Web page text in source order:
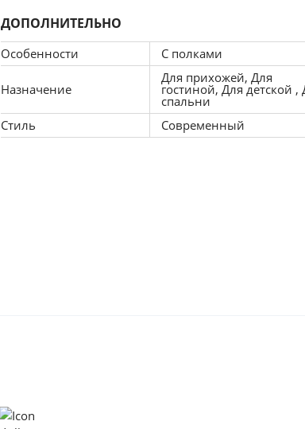
ДОПОЛНИТЕЛЬНО
Особенности С полками
Назначение
Для прихожей, Для
гостиной, Для детской ,
спальни
Стиль
Современный